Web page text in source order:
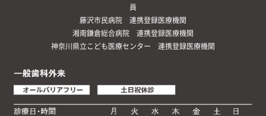
員
藤沢市民病院 連携登録医療機関
湘南鎌倉総合病院 連携登録医療機関
神奈川県立こども医療センター 連携登録医療機関